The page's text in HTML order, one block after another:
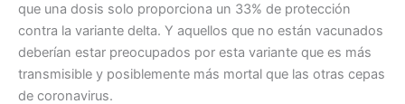
que una dosis solo proporciona un 33% de protección
contra la variante delta. Y aquellos que no están vacunados
deberían estar preocupados por esta variante que es más
transmisible y posiblemente más mortal que las otras cepas
de coronavirus.